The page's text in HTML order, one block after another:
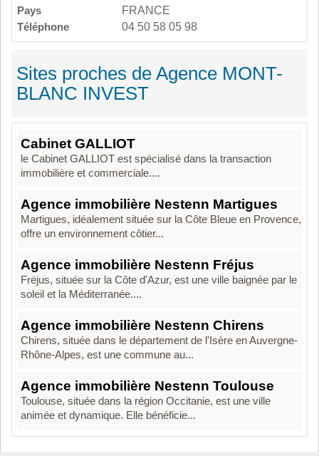
Pays
FRANCE
Téléphone
04 50 58 05 98
Sites proches de Agence MONT-
BLANC INVEST
Cabinet GALLIOT
le Cabinet GALLIOT est spécialisé dans la transaction
immobilière et commerciale....
Agence immobilière Nestenn Martigues
Martigues, idéalement située sur la Côte Bleue en Provence,
offre un environnement côtier...
Agence immobilière Nestenn Fréjus
Fréjus, située sur la Côte d'Azur, est une ville baignée par le
soleil et la Méditerranée....
Agence immobilière Nestenn Chirens
Chirens, située dans le département de l'Isère en Auvergne-
Rhône-Alpes, est une commune au...
Agence immobilière Nestenn Toulouse
Toulouse, située dans la région Occitanie, est une ville
animée et dynamique. Elle bénéficie...